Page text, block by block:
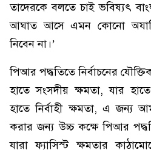
তাদেরকে বলতে চাই ভবিষ্যৎ
আঘাত আসে এমন কোনো
নিবেন না।’
পিআর পদ্ধতিতে নির্বাচনের
হাতে সংসদীয় ক্ষমতা, যার
হাতে নির্বাহী ক্ষমতা, এ জন্য
করার জন্য উচ্চ কক্ষে পিআর
যারা ফ্যাসিস্ট ক্ষমতার